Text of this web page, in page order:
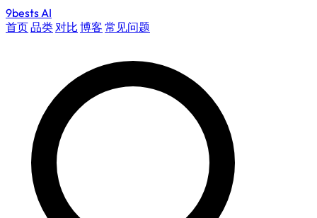
9bestsAI
首页品类对比 博客 常见问题